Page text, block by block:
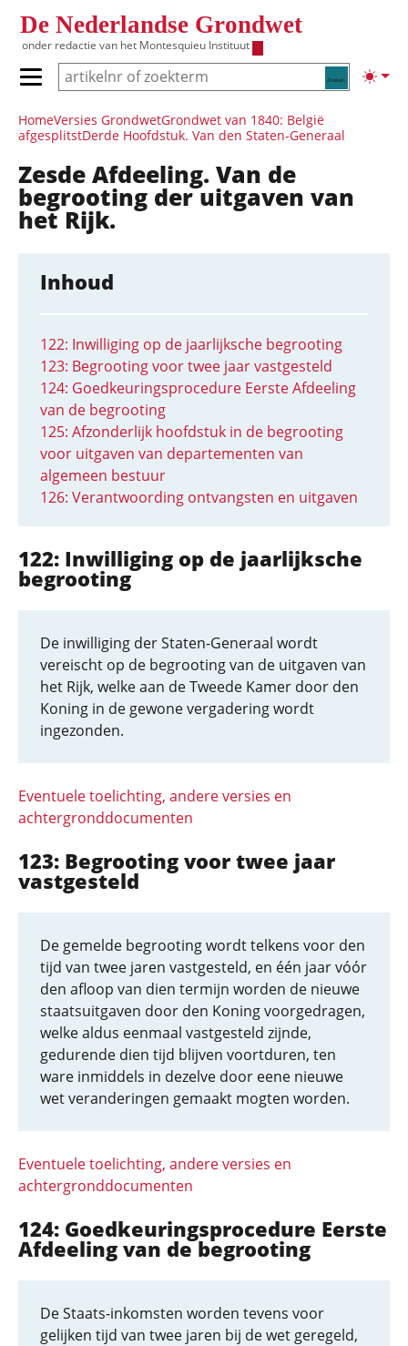
De Nederlandse Grondwet
onder redactie van het Montesquieu Instituut
Zoeken
Primair menu tonen/verbergen
Hoofdnavigatie
HomeVersies GrondwetGrondwet van 1840: België
afgesplitstDerde Hoofdstuk. Van den Staten-Generaal
Zesde Afdeeling. Van de
begrooting der uitgaven van
het Rijk.
Inhoud
122: Inwilliging op de jaarlijksche begrooting
123: Begrooting voor twee jaar vastgesteld
124: Goedkeuringsprocedure Eerste Afdeeling
van de begrooting
125: Afzonderlijk hoofdstuk in de begrooting
voor uitgaven van departementen van
algemeen bestuur
126: Verantwoording ontvangsten en uitgaven
122: Inwilliging op de jaarlijksche
begrooting
De inwilliging der Staten-Generaal wordt
vereischt op de begrooting van de uitgaven van
het Rijk, welke aan de Tweede Kamer door den
Koning in de gewone vergadering wordt
ingezonden.
Eventuele toelichting, andere versies en
achtergronddocumenten
123: Begrooting voor twee jaar
vastgesteld
De gemelde begrooting wordt telkens voor den
tijd van twee jaren vastgesteld, en één jaar vóór
den afloop van dien termijn worden de nieuwe
staatsuitgaven door den Koning voorgedragen,
welke aldus eenmaal vastgesteld zijnde,
gedurende dien tijd blijven voortduren, ten
ware inmiddels in dezelve door eene nieuwe
wet veranderingen gemaakt mogten worden.
Eventuele toelichting, andere versies en
achtergronddocumenten
124: Goedkeuringsprocedure Eerste
Afdeeling van de begrooting
De Staats-inkomsten worden tevens voor
gelijken tijd van twee jaren bij de wet geregeld,